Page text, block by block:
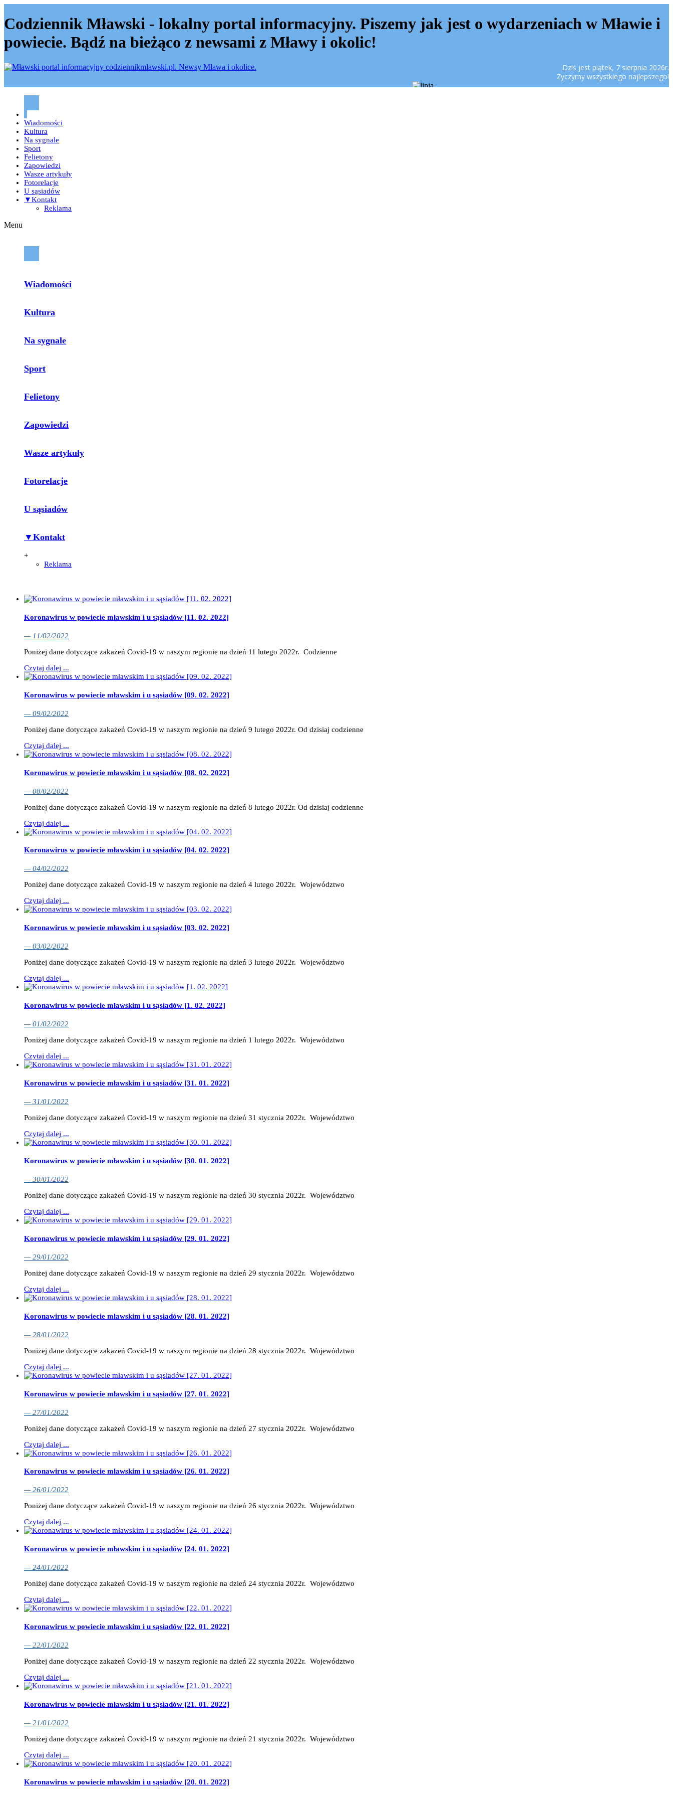
Codziennik Mławski - lokalny portal informacyjny. Piszemy jak jest o wydarzeniach w Mławie i
powiecie. Bądź na bieżąco z newsami z Mławy i okolic!
Dziś jest piątek, 7 sierpnia 2026r.
Życzymy wszystkiego najlepszego!
Codziennik mławski – Mława
Wiadomości
Kultura
Na sygnale
Sport
Felietony
Zapowiedzi
Wasze artykuły
Fotorelacje
U sąsiadów
▼Kontakt
Reklama
Menu
Wiadomości
Kultura
Na sygnale
Sport
Felietony
Zapowiedzi
Wasze artykuły
Fotorelacje
U sąsiadów
▼Kontakt
+
Reklama
Koronawirus w powiecie mławskim i u sąsiadów [11. 02. 2022]
— 11/02/2022
Poniżej dane dotyczące zakażeń Covid-19 w naszym regionie na dzień 11 lutego 2022r. Codzienne
Czytaj dalej ...
Koronawirus w powiecie mławskim i u sąsiadów [09. 02. 2022]
— 09/02/2022
Poniżej dane dotyczące zakażeń Covid-19 w naszym regionie na dzień 9 lutego 2022r. Od dzisiaj codzienne
Czytaj dalej ...
Koronawirus w powiecie mławskim i u sąsiadów [08. 02. 2022]
— 08/02/2022
Poniżej dane dotyczące zakażeń Covid-19 w naszym regionie na dzień 8 lutego 2022r. Od dzisiaj codzienne
Czytaj dalej ...
Koronawirus w powiecie mławskim i u sąsiadów [04. 02. 2022]
— 04/02/2022
Poniżej dane dotyczące zakażeń Covid-19 w naszym regionie na dzień 4 lutego 2022r. Województwo
Czytaj dalej ...
Koronawirus w powiecie mławskim i u sąsiadów [03. 02. 2022]
— 03/02/2022
Poniżej dane dotyczące zakażeń Covid-19 w naszym regionie na dzień 3 lutego 2022r. Województwo
Czytaj dalej ...
Koronawirus w powiecie mławskim i u sąsiadów [1. 02. 2022]
— 01/02/2022
Poniżej dane dotyczące zakażeń Covid-19 w naszym regionie na dzień 1 lutego 2022r. Województwo
Czytaj dalej ...
Koronawirus w powiecie mławskim i u sąsiadów [31. 01. 2022]
— 31/01/2022
Poniżej dane dotyczące zakażeń Covid-19 w naszym regionie na dzień 31 stycznia 2022r. Województwo
Czytaj dalej ...
Koronawirus w powiecie mławskim i u sąsiadów [30. 01. 2022]
— 30/01/2022
Poniżej dane dotyczące zakażeń Covid-19 w naszym regionie na dzień 30 stycznia 2022r. Województwo
Czytaj dalej ...
Koronawirus w powiecie mławskim i u sąsiadów [29. 01. 2022]
— 29/01/2022
Poniżej dane dotyczące zakażeń Covid-19 w naszym regionie na dzień 29 stycznia 2022r. Województwo
Czytaj dalej ...
Koronawirus w powiecie mławskim i u sąsiadów [28. 01. 2022]
— 28/01/2022
Poniżej dane dotyczące zakażeń Covid-19 w naszym regionie na dzień 28 stycznia 2022r. Województwo
Czytaj dalej ...
Koronawirus w powiecie mławskim i u sąsiadów [27. 01. 2022]
— 27/01/2022
Poniżej dane dotyczące zakażeń Covid-19 w naszym regionie na dzień 27 stycznia 2022r. Województwo
Czytaj dalej ...
Koronawirus w powiecie mławskim i u sąsiadów [26. 01. 2022]
— 26/01/2022
Poniżej dane dotyczące zakażeń Covid-19 w naszym regionie na dzień 26 stycznia 2022r. Województwo
Czytaj dalej ...
Koronawirus w powiecie mławskim i u sąsiadów [24. 01. 2022]
— 24/01/2022
Poniżej dane dotyczące zakażeń Covid-19 w naszym regionie na dzień 24 stycznia 2022r. Województwo
Czytaj dalej ...
Koronawirus w powiecie mławskim i u sąsiadów [22. 01. 2022]
— 22/01/2022
Poniżej dane dotyczące zakażeń Covid-19 w naszym regionie na dzień 22 stycznia 2022r. Województwo
Czytaj dalej ...
Koronawirus w powiecie mławskim i u sąsiadów [21. 01. 2022]
— 21/01/2022
Poniżej dane dotyczące zakażeń Covid-19 w naszym regionie na dzień 21 stycznia 2022r. Województwo
Czytaj dalej ...
Koronawirus w powiecie mławskim i u sąsiadów [20. 01. 2022]